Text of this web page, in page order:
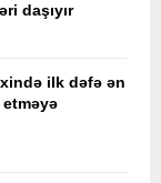
daşıyır
ilk dəfə ən